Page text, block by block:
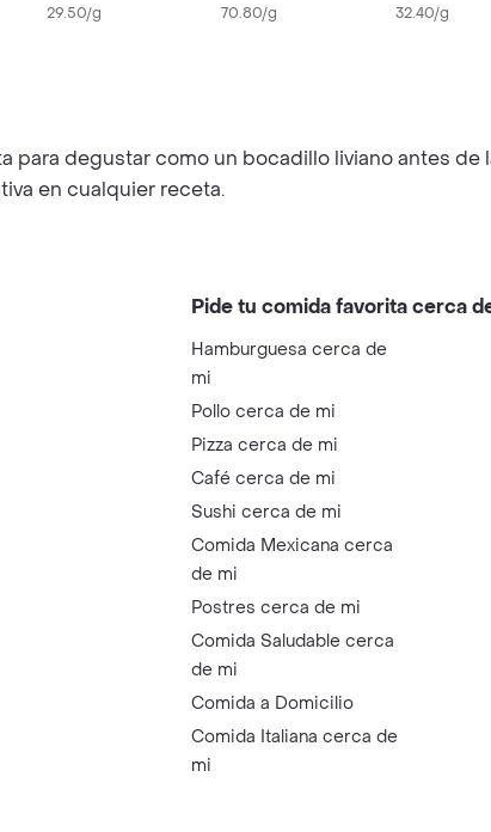
29.50/g
Pareill
70.80/g
32.40/g
para degustar como un bocadillo liviano antes de
en cualquier receta.
Pide tu comida favorita cerca
Hamburguesa cerca de
mi
Pollo cerca de mi
Pizza cerca de mi
Café cerca de mi
Sushi cerca de mi
Comida Mexicana cerca
de mi
Postres cerca de mi
Comida Saludable cerca
de mi
Comida a Domicilio
Comida Italiana cerca de
mi